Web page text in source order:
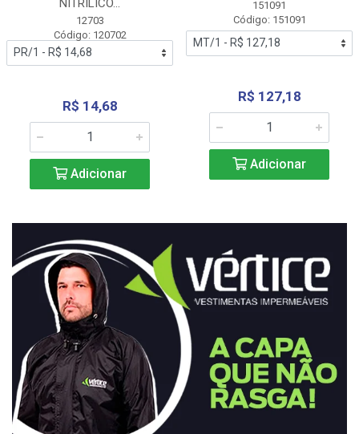
NITRÍLICO...
12703
Código: 120702
R$ 14,68
Adicionar
151091
Código: 151091
R$ 127,18
Adicionar